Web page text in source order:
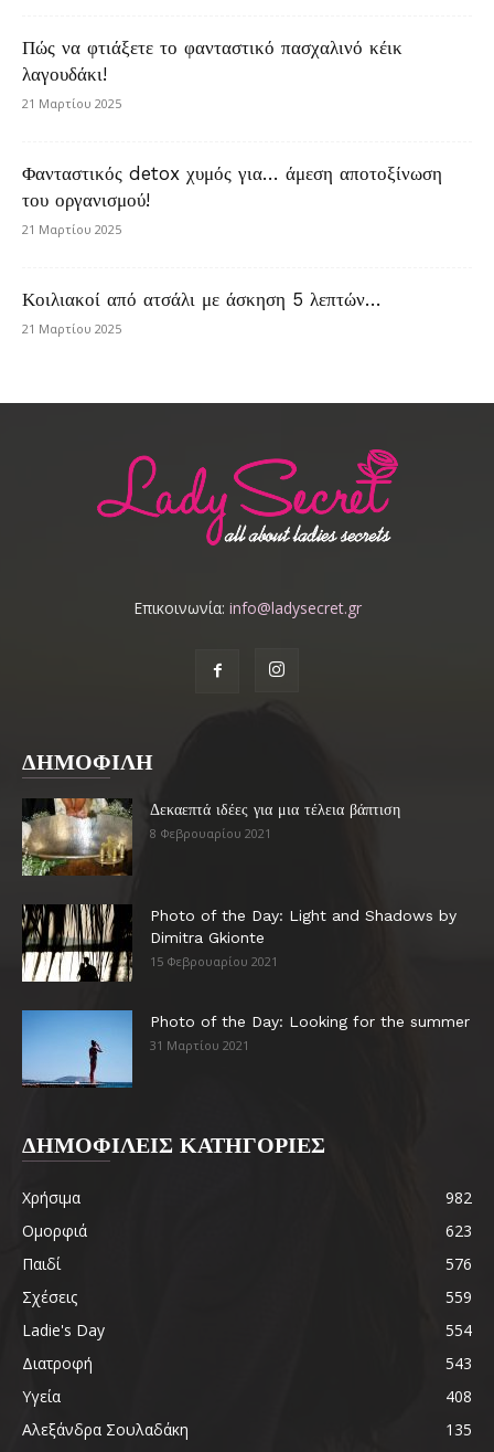
Πώς να φτιάξετε το φανταστικό πασχαλινό κέικ
λαγουδάκι!
21 Μαρτίου 2025
Φανταστικός detox χυμός για… άμεση αποτοξίνωση
του οργανισμού!
21 Μαρτίου 2025
Κοιλιακοί από ατσάλι με άσκηση 5 λεπτών…
21 Μαρτίου 2025
Επικοινωνία: info@ladysecret.gr
ΔΗΜΟΦΙΛΗ
Δεκαεπτά ιδέες για μια τέλεια βάπτιση
8 Φεβρουαρίου 2021
Photo of the Day: Light and Shadows by
Dimitra Gkionte
15 Φεβρουαρίου 2021
Photo of the Day: Looking for the summer
31 Μαρτίου 2021
ΔΗΜΟΦΙΛΕΙΣ ΚΑΤΗΓΟΡΙΕΣ
Χρήσιμα
982
Ομορφιά
623
Παιδί
576
Σχέσεις
559
Ladie's Day
554
Διατροφή
543
Υγεία
408
Αλεξάνδρα Σουλαδάκη
135